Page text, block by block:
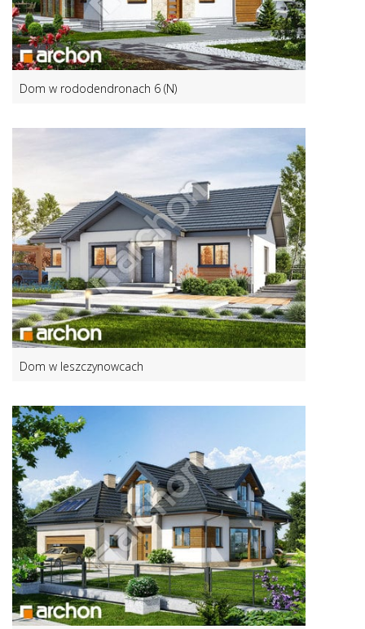
Dom w rododendronach 6 (N)
Dom w leszczynowcach